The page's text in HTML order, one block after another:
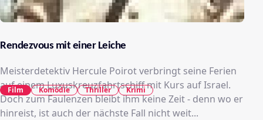
Rendezvous mit einer Leiche
Meisterdetektiv Hercule Poirot verbringt seine Ferien
auf einem Luxuskreuzfahrtschiff mit Kurs auf Israel.
Doch zum Faulenzen bleibt ihm keine Zeit - denn wo er
hinreist, ist auch der nächste Fall nicht weit...
Film Komödie Thriller Krimi